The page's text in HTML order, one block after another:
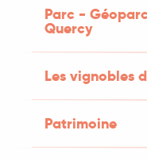
Parc -
Quercy
Les vignobles
Patrimoine